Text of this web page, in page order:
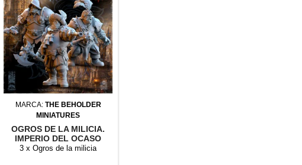
MARCA: THE BEHOLDER
MINIATURES
OGROS DE LA MILICIA.
IMPERIO DEL OCASO
ETERNO
3 x Ogros de la milicia